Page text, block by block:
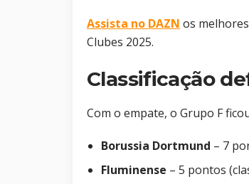
Assista no DAZN os
Clubes 2025.
Classificação
Com o empate, o Grupo F
Borussia Dortmund – 7
Fluminense – 5 pontos